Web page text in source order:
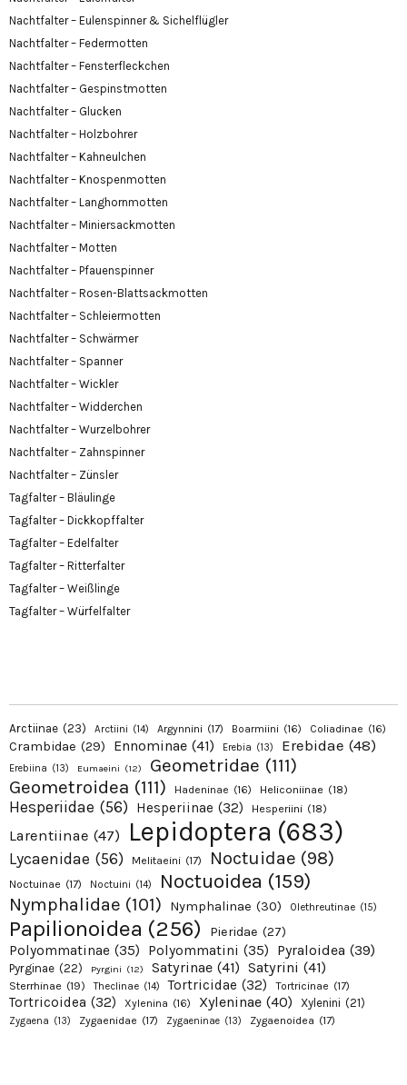
Nachtfalter – Eulenspinner & Sichelflügler
Nachtfalter – Federmotten
Nachtfalter – Fensterfleckchen
Nachtfalter – Gespinstmotten
Nachtfalter – Glucken
Nachtfalter – Holzbohrer
Nachtfalter – Kahneulchen
Nachtfalter – Knospenmotten
Nachtfalter – Langhornmotten
Nachtfalter – Miniersackmotten
Nachtfalter – Motten
Nachtfalter – Pfauenspinner
Nachtfalter – Rosen-Blattsackmotten
Nachtfalter – Schleiermotten
Nachtfalter – Schwärmer
Nachtfalter – Spanner
Nachtfalter – Wickler
Nachtfalter – Widderchen
Nachtfalter – Wurzelbohrer
Nachtfalter – Zahnspinner
Nachtfalter – Zünsler
Tagfalter – Bläulinge
Tagfalter – Dickkopffalter
Tagfalter – Edelfalter
Tagfalter – Ritterfalter
Tagfalter – Weißlinge
Tagfalter – Würfelfalter
Arctiinae (23) Arctiini (14) Argynnini (17) Boarmiini (16) Coliadinae (16)
Crambidae (29) Ennominae (41) Erebia (13) Erebidae (48)
Erebiina (13) Eumaeini (12) Geometridae (111)
Geometroidea (111) Hadeninae (16) Heliconiinae (18)
Hesperiidae (56) Hesperiinae (32) Hesperiini (18)
Larentiinae (47) Lepidoptera (683)
Lycaenidae (56) Melitaeini (17) Noctuidae (98)
Noctuinae (17) Noctuini (14) Noctuoidea (159)
Nymphalidae (101) Nymphalinae (30) Olethreutinae (15)
Papilionoidea (256) Pieridae (27)
Polyommatinae (35) Polyommatini (35) Pyraloidea (39)
Pyrginae (22) Pyrgini (12) Satyrinae (41) Satyrini (41)
Sterrhinae (19) Theclinae (14) Tortricidae (32) Tortricinae (17)
Tortricoidea (32) Xylenina (16) Xyleninae (40) Xylenini (21)
Zygaena (13) Zygaenidae (17) Zygaeninae (13) Zygaenoidea (17)